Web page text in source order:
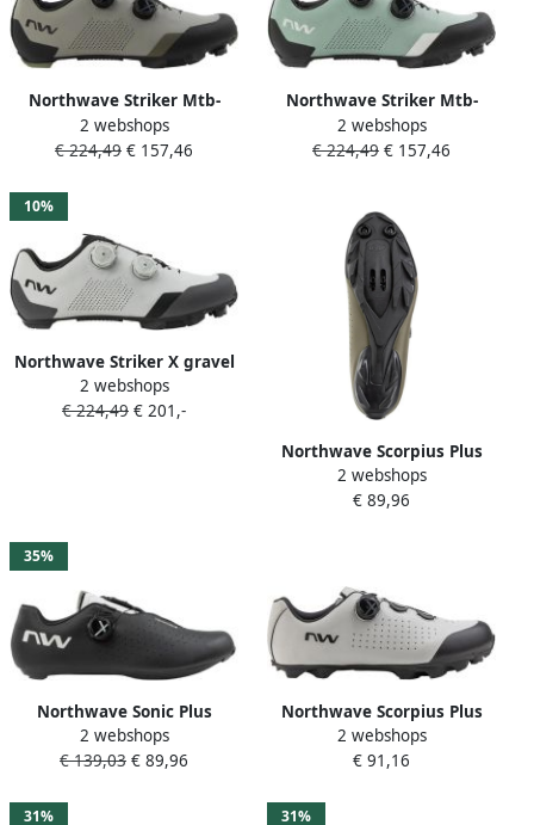
Northwave Striker Mtb-
schoenen Grijs
2 webshops
€ 224,49 € 157,46
Northwave Striker Mtb-
schoenen Groen
2 webshops
€ 224,49 € 157,46
10%
Northwave Striker X gravel
Schoenen Grijs
2 webshops
€ 224,49 € 201,-
Northwave Scorpius Plus
Mtb-schoenen Groen
2 webshops
€ 89,96
35%
Northwave Sonic Plus
Fietsschoenen zwart grijs
2 webshops
€ 139,03 € 89,96
Northwave Scorpius Plus
Mtb-schoenen Grijs
2 webshops
€ 91,16
31% 31%